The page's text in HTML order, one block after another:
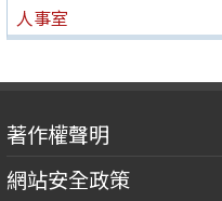
人事室
著作權聲明
網站安全政策